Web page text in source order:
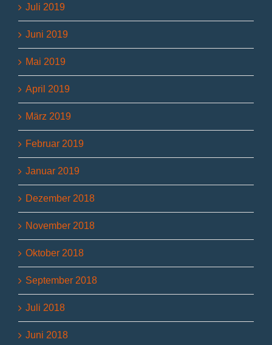
Juli 2019
Juni 2019
Mai 2019
April 2019
März 2019
Februar 2019
Januar 2019
Dezember 2018
November 2018
Oktober 2018
September 2018
Juli 2018
Juni 2018